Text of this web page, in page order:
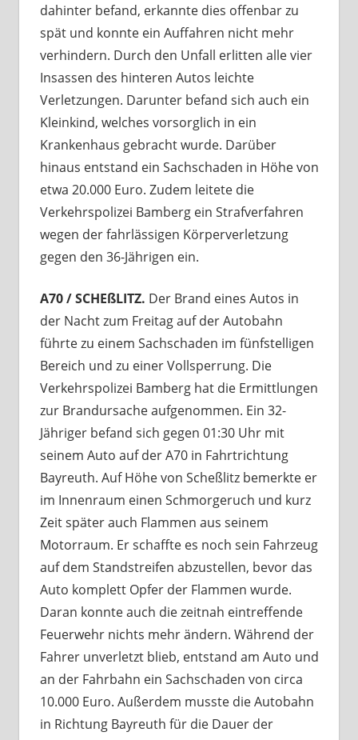
dahinter befand, erkannte dies offenbar zu
spät und konnte ein Auffahren nicht mehr
verhindern. Durch den Unfall erlitten alle vier
Insassen des hinteren Autos leichte
Verletzungen. Darunter befand sich auch ein
Kleinkind, welches vorsorglich in ein
Krankenhaus gebracht wurde. Darüber
hinaus entstand ein Sachschaden in Höhe von
etwa 20.000 Euro. Zudem leitete die
Verkehrspolizei Bamberg ein Strafverfahren
wegen der fahrlässigen Körperverletzung
gegen den 36-Jährigen ein.
A70 / SCHEßLITZ. Der Brand eines Autos in
der Nacht zum Freitag auf der Autobahn
führte zu einem Sachschaden im fünfstelligen
Bereich und zu einer Vollsperrung. Die
Verkehrspolizei Bamberg hat die Ermittlungen
zur Brandursache aufgenommen. Ein 32-
Jähriger befand sich gegen 01:30 Uhr mit
seinem Auto auf der A70 in Fahrtrichtung
Bayreuth. Auf Höhe von Scheßlitz bemerkte er
im Innenraum einen Schmorgeruch und kurz
Zeit später auch Flammen aus seinem
Motorraum. Er schaffte es noch sein Fahrzeug
auf dem Standstreifen abzustellen, bevor das
Auto komplett Opfer der Flammen wurde.
Daran konnte auch die zeitnah eintreffende
Feuerwehr nichts mehr ändern. Während der
Fahrer unverletzt blieb, entstand am Auto und
an der Fahrbahn ein Sachschaden von circa
10.000 Euro. Außerdem musste die Autobahn
in Richtung Bayreuth für die Dauer der